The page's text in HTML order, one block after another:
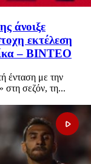
άνοιξε
εκτέλεση
– ΒΙΝΤΕΟ
ένταση με την
στη σεζόν, τη...